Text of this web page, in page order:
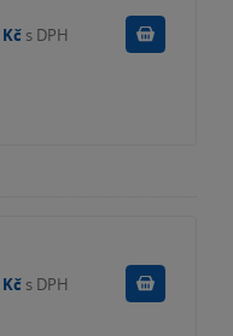
Kč s DPH
Kč s DPH